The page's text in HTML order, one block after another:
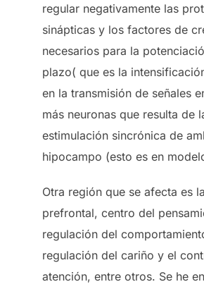
regular negativamente las
sinápticas y los factores de
necesarios para la
plazo( que es la
en la transmisión de señales
más neuronas que resulta de
estimulación sincrónica de
hipocampo (esto es en
Otra región que se afecta es
prefrontal, centro del
regulación del
regulación del cariño y el
atención, entre otros. Se he